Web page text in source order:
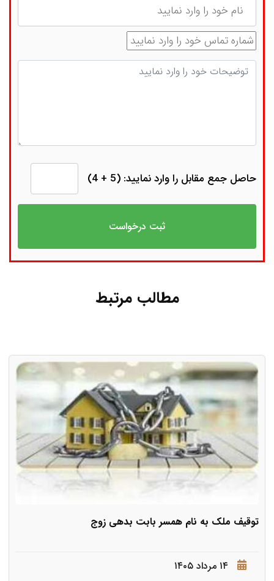
شماره تماس
توضیحات
حاصل جمع مقابل را وارد نمایید: (5 + 4)
مطالب مرتبط
توقیف ملک به نام همسر بابت بدهی زوج
۱۴ مرداد ۱۴۰۵